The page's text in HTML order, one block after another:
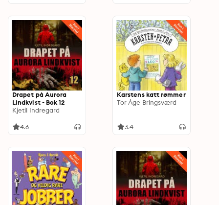
Drapet på Aurora
Lindkvist - Bok 12
Kjetil Indregard
4.6
Karstens katt rømmer
Tor Åge Bringsværd
3.4